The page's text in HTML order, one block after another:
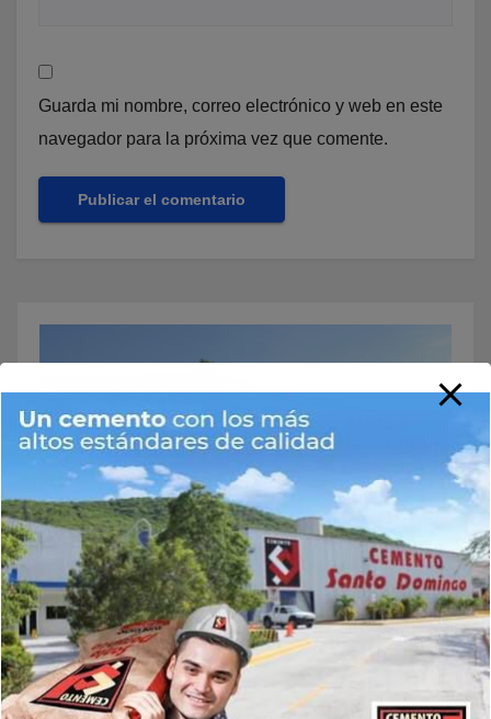
Guarda mi nombre, correo electrónico y web en este
navegador para la próxima vez que comente.
Buscar